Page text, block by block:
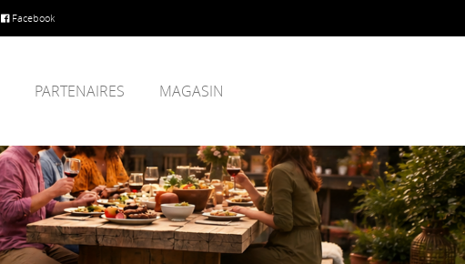
Facebook
PARTENAIRES MAGASIN